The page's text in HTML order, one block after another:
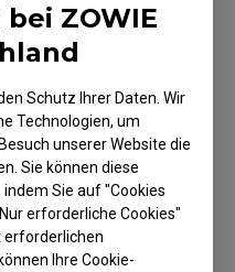
ZOWIE
Schutz Ihrer Daten. Wir
Technologien, um
unserer Website die
Sie können diese
Sie auf "Cookies
erforderliche Cookies"
erforderlichen
Ihre Cookie-
II
Tastatur